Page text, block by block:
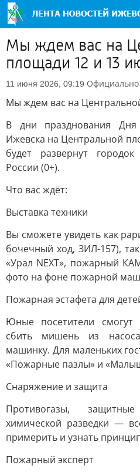
Мы ждем вас на
площади 12 и 13
11 июня 2026, 09:19 Официально
Мы ждем вас на
В дни празднования
Ижевска на Центральной
будет развернут
России (0+).
Что вас ждёт:
Выставка техники
Вы сможете увидеть как
бочечный ход, ЗИЛ-157),
«Урал NEXT», пожарный
фото на фоне пожарной
Пожарная эстафета для
Юные посетители смогут
сбить мишень из
машинку. Для маленьких
«Пожарные пазлы» и
Снаряжение и защита
Противогазы,
химической разведки —
примерить и узнать
Пожарный эксперт